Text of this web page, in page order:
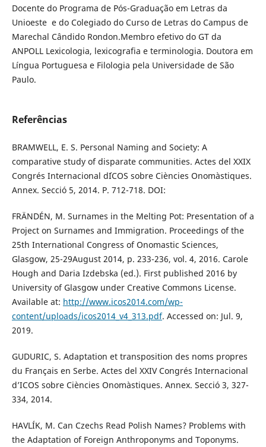
Docente do Programa de Pós-Graduação em Letras da
Unioeste e do Colegiado do Curso de Letras do Campus de
Marechal Cândido Rondon.Membro efetivo do GT da
ANPOLL Lexicologia, lexicografia e terminologia. Doutora em
Língua Portuguesa e Filologia pela Universidade de São
Paulo.
Referências
BRAMWELL, E. S. Personal Naming and Society: A
comparative study of disparate communities. Actes del XXIX
Congrés Internacional d´ICOS sobre Ciències Onomàstiques.
Annex. Secció 5, 2014. P. 712-718. DOI:
FRÄNDÉN, M. Surnames in the Melting Pot: Presentation of a
Project on Surnames and Immigration. Proceedings of the
25th International Congress of Onomastic Sciences,
Glasgow, 25-29August 2014, p. 233-236, vol. 4, 2016. Carole
Hough and Daria Izdebska (ed.). First published 2016 by
University of Glasgow under Creative Commons License.
Available at: http://www.icos2014.com/wp-
content/uploads/icos2014_v4_313.pdf. Accessed on: Jul. 9,
2019.
GUDURIC, S. Adaptation et transposition des noms propres
du Français en Serbe. Actes del XXIV Congrés Internacional
d’ICOS sobre Ciències Onomàstiques. Annex. Secció 3, 327-
334, 2014.
HAVLÍK, M. Can Czechs Read Polish Names? Problems with
the Adaptation of Foreign Anthroponyms and Toponyms.